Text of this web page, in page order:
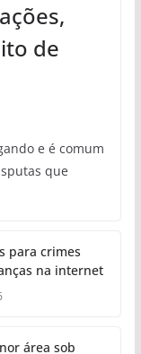
de
e é comum
que
para crimes
na internet
área sob